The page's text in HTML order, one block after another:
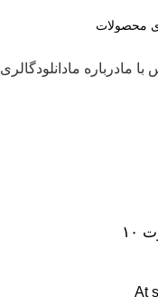
با مادرباره مادانلودگالری
به‌روزرسانی MIUI 14 برای ردمی نوت ۱۰
At